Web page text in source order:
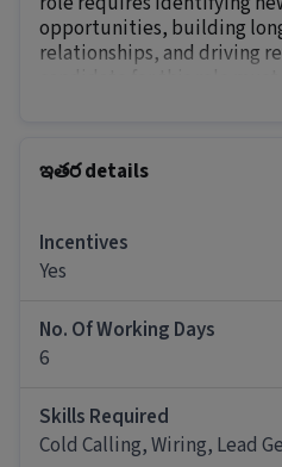
opportunities, building
relationships, and driving
candidate for this role
Key Responsibilities:
generate leads and
Present and promote
Maintain strong
clients and motivate
Achieve monthly and
Stay informed on
ఇతర details
Incentives
Yes
No. Of Working Days
6
Skills Required
Cold Calling, Wiring, Lead